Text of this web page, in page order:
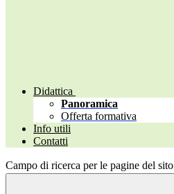
Didattica
Panoramica
Offerta formativa
Info utili
Contatti
Campo di ricerca per le pagine del sito